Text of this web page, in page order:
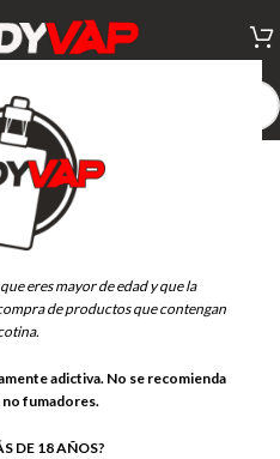
eres mayor de edad y que la
de productos que contengan
adictiva. No se recomienda
no fumadores.
DE 18 AÑOS?